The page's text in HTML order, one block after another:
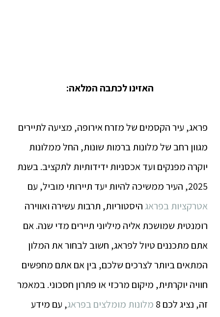
האזינו לכתבה המלאה:
פראג, עיר הקסמים של מזרח אירופה, מציעה לתיירים
מגוון רחב של מלונות ברמות שונות, החל ממלונות
יוקרה מפנקים ועד אכסניות ידידותיות לתקציב. בשנת
2025, העיר ממשיכה להיות יעד תיירותי מוביל, עם
אטרקציות בפראגהיסטוריות, תרבות עשירה ואווירה
רומנטית שמושכת אליה מיליוני תיירים מדי שנה. אם
אתם מתכננים טיול לפראג, חשוב לבחור את המלון
המתאים ביותר לצרכים שלכם, בין אם אתם מחפשים
חוויה יוקרתית, מיקום מרכזי או פתרון חסכוני. במאמר
זה, נציג לכם 8
מלונות מומלצים בפראג, עם מידע